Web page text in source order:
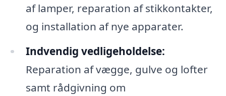
af lamper, reparation af stikkontakter,
og installation af nye apparater.
Indvendig vedligeholdelse:
Reparation af vægge, gulve og lofter
samt rådgivning om